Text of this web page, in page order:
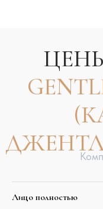
Лицо полностью
ЦЕНЫ